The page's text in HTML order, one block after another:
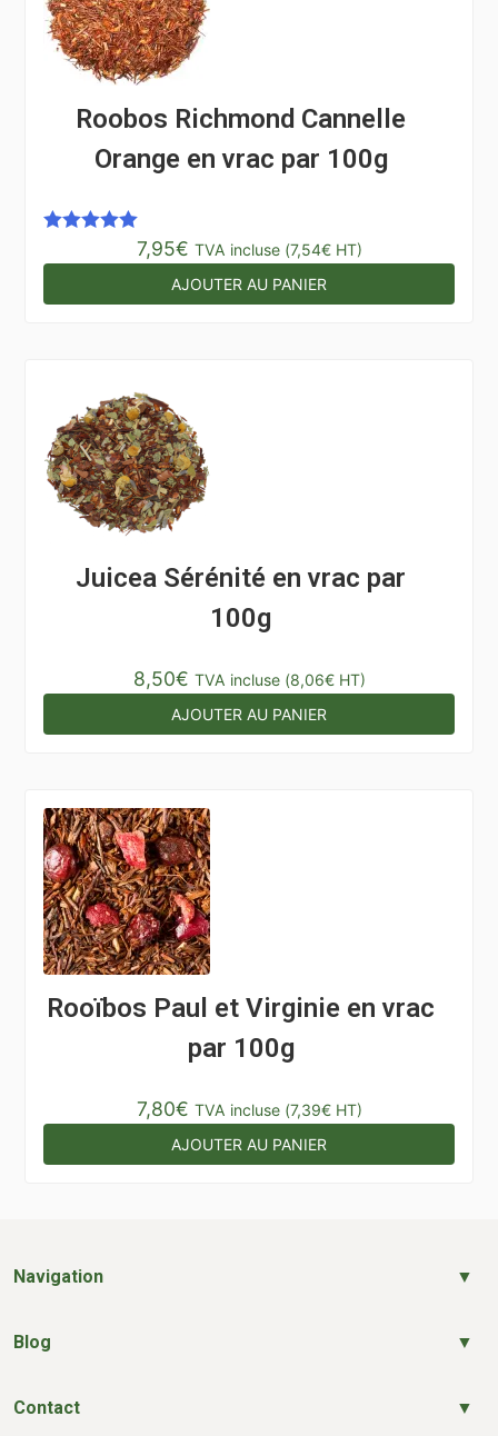
Roobos Richmond Cannelle
Orange en vrac par 100g
7,95€ TVA incluse (7,54€HT)
AJOUTER AU PANIER
Juicea Sérénité en vrac par
100g
8,50€ TVA incluse (8,06€HT)
AJOUTER AU PANIER
Rooïbos Paul et Virginie en vrac
par 100g
7,80€ TVA incluse (7,39€HT)
AJOUTER AU PANIER
Navigation
Blog
Contact